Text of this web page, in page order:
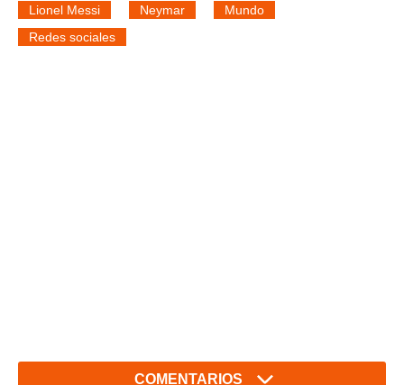
Lionel Messi Neymar
Mundo
Redes sociales
COMENTARIOS